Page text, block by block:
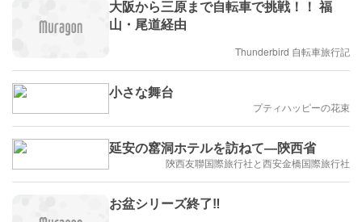
大阪から三原まで自転車で挑戦！！ 福
山・尾道経由
Thunderbird 自転車旅行記
小さな舞台
プティハッピーの花束
延安の窰洞ホテルを訪ねて―陝西省
陝西友聯国際旅行社と西安金橋国際旅行社
お盆シリーズ終了‼️